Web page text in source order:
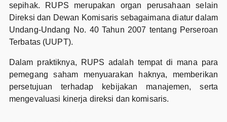
sepihak. RUPS merupakan organ perusahaan selain
Direksi dan Dewan Komisaris sebagaimana diatur dalam
Undang-Undang No. 40 Tahun 2007 tentang Perseroan
Terbatas (UUPT).
Dalam praktiknya, RUPS adalah tempat di mana para
pemegang saham menyuarakan haknya, memberikan
persetujuan terhadap kebijakan manajemen, serta
mengevaluasi kinerja direksi dan komisaris.